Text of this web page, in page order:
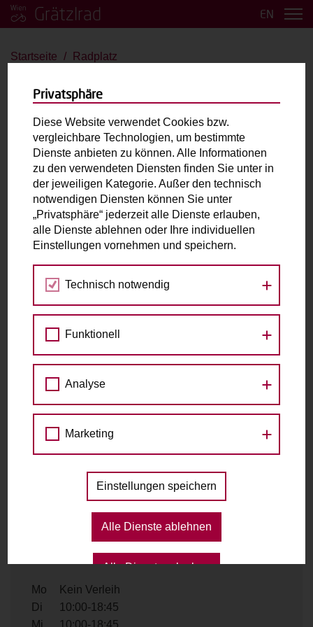
Grätzlrad EN
Startseite Radplatz
Velo de Ville FR8
bis 2 Kinder E-Antrieb
Max. zulässiges Gesamtgewicht (inkl. fahrende
Person):250kg
Laderaum:L: cm B: cm H: cm
Zubehör:2-Sitzer mit 3-Punkt Gurt
Fahrradabholung & Rückgabe
Fahrradständer, Ecke Lerchenfelderstraße
Kaiserstraße 106
Telefon+43 1 9612610
verkauf@radplatz.at
https://radplatz.at/
Ausleihzeiten
Mo
Kein Verleih
Di
10:00-18:45
Mi
10:00-18:45
Privatsphäre
Diese Website verwendet Cookies bzw.
vergleichbare Technologien, um bestimmte
Dienste anbieten zu können. Alle Informationen
zu den verwendeten Diensten finden Sie unter in
der jeweiligen Kategorie. Außer den technisch
notwendigen Diensten können Sie unter
„Privatsphäre“ jederzeit alle Dienste erlauben,
alle Dienste ablehnen oder Ihre individuellen
Einstellungen vornehmen und speichern.
Technisch notwendig
Funktionell
Analyse
Marketing
Einstellungen speichern
Alle Dienste ablehnen
Alle Dienste erlauben